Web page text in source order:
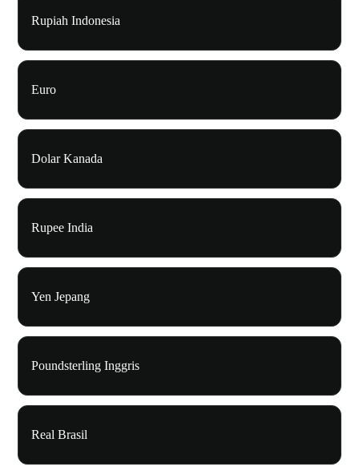
Rupiah Indonesia
Euro
Dolar Kanada
Rupee India
Yen Jepang
Poundsterling Inggris
Real Brasil